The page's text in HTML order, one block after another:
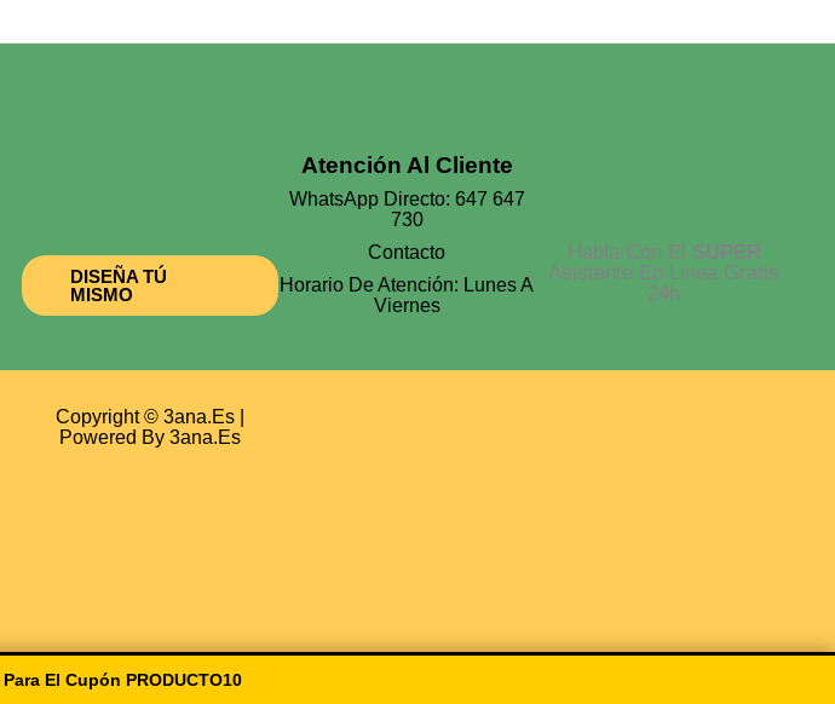
Elegir
Elegir
DISEÑA TÚ
MISMO
Atención Al Cliente
WhatsApp Directo: 647 647
730
Contacto
Horario De Atención: Lunes A
Viernes
Habla Con El SUPER
Asistente En Linea Gratis
24h
Copyright © 3ana.es |
Powered By 3ana.es
Para El Cupón PRODUCTO10